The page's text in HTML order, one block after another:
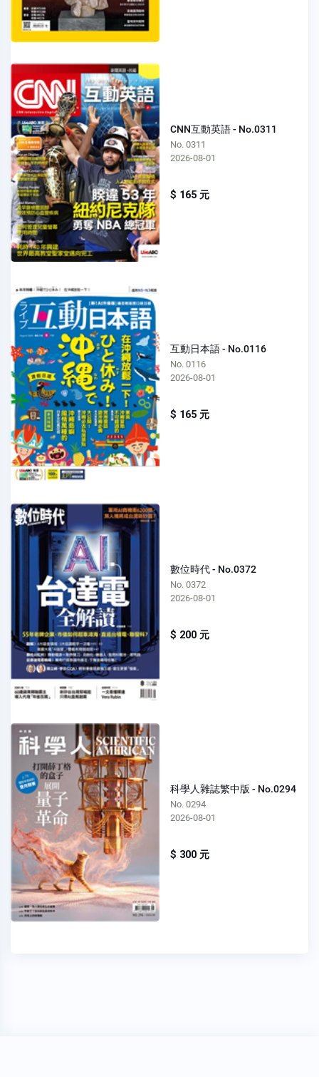
CNN互動英語 - No.0311
No. 0311
2026-08-01
$ 165 元
互動日本語 - No.0116
No. 0116
2026-08-01
$ 165 元
數位時代 - No.0372
No. 0372
2026-08-01
$ 200 元
科學人雜誌繁中版 - No.0294
No. 0294
2026-08-01
$ 300 元